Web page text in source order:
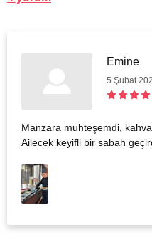
Emine
5 Şubat
Manzara muhteşemdi,
Ailecek keyifli bir sabah